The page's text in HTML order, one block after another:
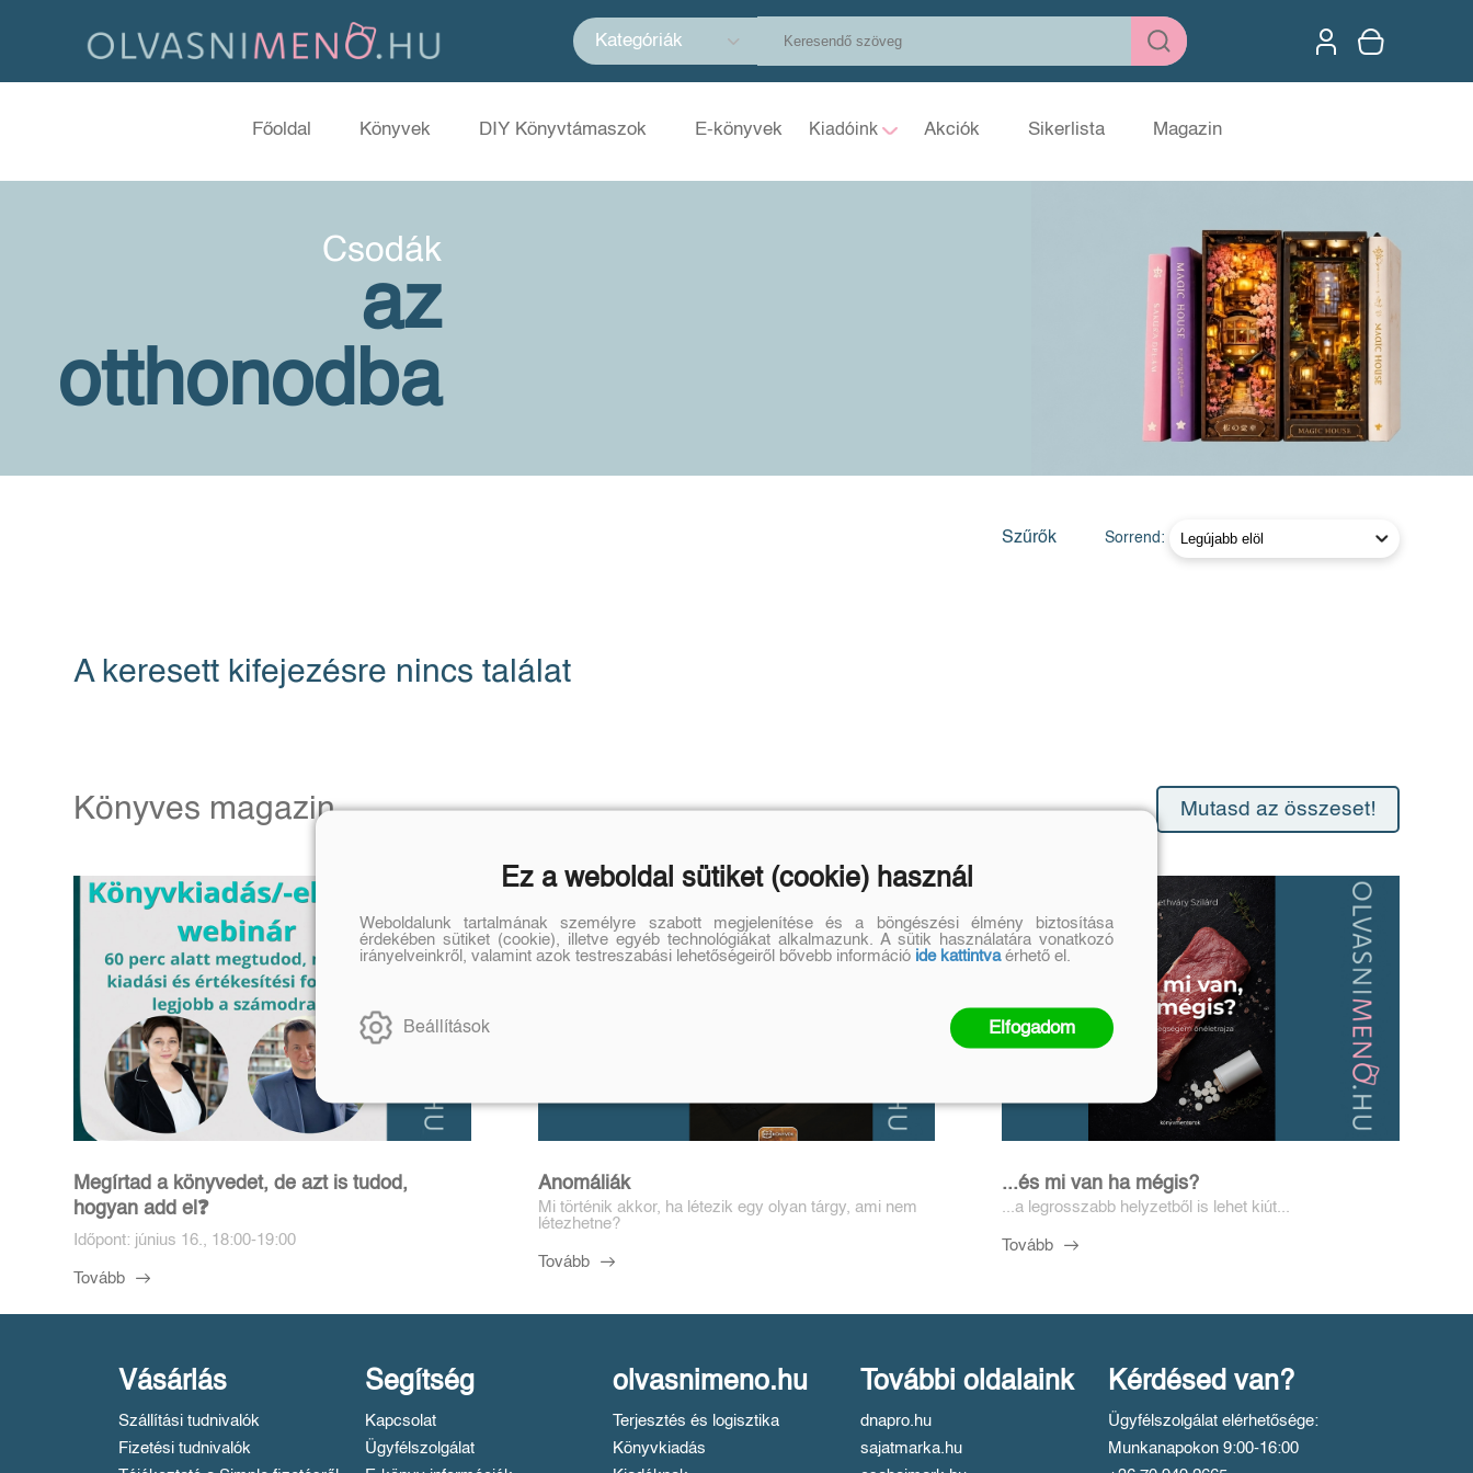
Kategóriák
Főoldal Könyvek DIY Könyvtámaszok E-könyvek Kiadóink Akciók Sikerlista Magazin
Csodák
az
otthonodba
Szűrők Sorrend:
A keresett kifejezésre nincs találat
Könyves magazin Mutasd az összeset!
Megírtad a könyvedet, de azt is tudod,
hogyan add el❓️
Időpont: június 16., 18:00-19:00
Tovább
Anomáliák
Mi történik akkor, ha létezik egy olyan tárgy, ami nem
létezhetne?
Tovább
...és mi van ha mégis?
...a legrosszabb helyzetből is lehet kiút...
Tovább
Vásárlás
Szállítási tudnivalók
Fizetési tudnivalók
Segítség
Kapcsolat
Ügyfélszolgálat
olvasnimeno.hu
Terjesztés és logisztika
Könyvkiadás
További oldalaink
dnapro.hu
sajatmarka.hu
Kérdésed van?
Ügyfélszolgálat elérhetősége:
Munkanapokon 9:00-16:00
Ez a weboldal sütiket (cookie) használ
Weboldalunk tartalmának személyre szabott megjelenítése és a böngészési élmény biztosítása
érdekében sütiket (cookie), illetve egyéb technológiákat alkalmazunk. A sütik használatára vonatkozó
irányelveinkről, valamint azok testreszabási lehetőségeiről bővebb információ ide kattintvaérhető el.
Beállítások Elfogadom